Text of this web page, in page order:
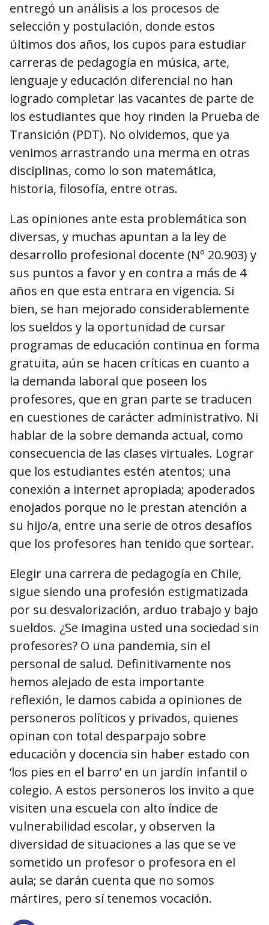
entregó un análisis a los procesos de
selección y postulación, donde estos
últimos dos años, los cupos para estudiar
carreras de pedagogía en música, arte,
lenguaje y educación diferencial no han
logrado completar las vacantes de parte de
los estudiantes que hoy rinden la Prueba de
Transición (PDT). No olvidemos, que ya
venimos arrastrando una merma en otras
disciplinas, como lo son matemática,
historia, filosofía, entre otras.
Las opiniones ante esta problemática son
diversas, y muchas apuntan a la ley de
desarrollo profesional docente (Nº 20.903) y
sus puntos a favor y en contra a más de 4
años en que esta entrara en vigencia. Si
bien, se han mejorado considerablemente
los sueldos y la oportunidad de cursar
programas de educación continua en forma
gratuita, aún se hacen críticas en cuanto a
la demanda laboral que poseen los
profesores, que en gran parte se traducen
en cuestiones de carácter administrativo. Ni
hablar de la sobre demanda actual, como
consecuencia de las clases virtuales. Lograr
que los estudiantes estén atentos; una
conexión a internet apropiada; apoderados
enojados porque no le prestan atención a
su hijo/a, entre una serie de otros desafíos
que los profesores han tenido que sortear.
Elegir una carrera de pedagogía en Chile,
sigue siendo una profesión estigmatizada
por su desvalorización, arduo trabajo y bajo
sueldos. ¿Se imagina usted una sociedad sin
profesores? O una pandemia, sin el
personal de salud. Definitivamente nos
hemos alejado de esta importante
reflexión, le damos cabida a opiniones de
personeros políticos y privados, quienes
opinan con total desparpajo sobre
educación y docencia sin haber estado con
‘los pies en el barro’ en un jardín infantil o
colegio. A estos personeros los invito a que
visiten una escuela con alto índice de
vulnerabilidad escolar, y observen la
diversidad de situaciones a las que se ve
sometido un profesor o profesora en el
aula; se darán cuenta que no somos
mártires, pero sí tenemos vocación.